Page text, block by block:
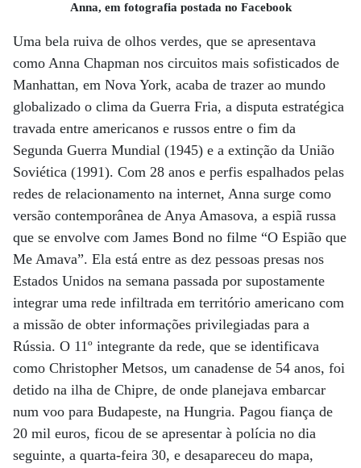
Anna, em fotografia postada no Facebook
Uma bela ruiva de olhos verdes, que se apresentava
como Anna Chapman nos circuitos mais sofisticados de
Manhattan, em Nova York, acaba de trazer ao mundo
globalizado o clima da Guerra Fria, a disputa estratégica
travada entre americanos e russos entre o fim da
Segunda Guerra Mundial (1945) e a extinção da União
Soviética (1991). Com 28 anos e perfis espalhados pelas
redes de relacionamento na internet, Anna surge como
versão contemporânea de Anya Amasova, a espiã russa
que se envolve com James Bond no filme “O Espião que
Me Amava”. Ela está entre as dez pessoas presas nos
Estados Unidos na semana passada por supostamente
integrar uma rede infiltrada em território americano com
a missão de obter informações privilegiadas para a
Rússia. O 11º integrante da rede, que se identificava
como Christopher Metsos, um canadense de 54 anos, foi
detido na ilha de Chipre, de onde planejava embarcar
num voo para Budapeste, na Hungria. Pagou fiança de
20 mil euros, ficou de se apresentar à polícia no dia
seguinte, a quarta-feira 30, e desapareceu do mapa,